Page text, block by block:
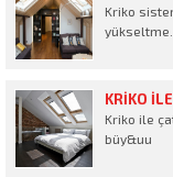
Kriko
KRIKO
Kriko ile
büy&uu